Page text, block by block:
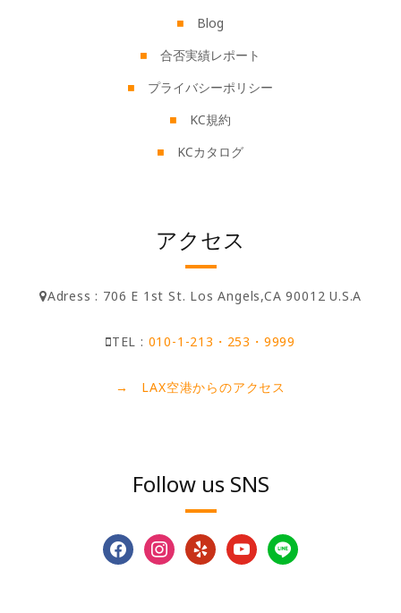
Blog
合否実績レポート
プライバシーポリシー
KC規約
KCカタログ
アクセス
Adress : 706 E 1st St. Los Angels,CA 90012 U.S.A
TEL : 010-1-213・253・9999
→ LAX空港からのアクセス
Follow us SNS
facebookinstagram
yelp youtubeline